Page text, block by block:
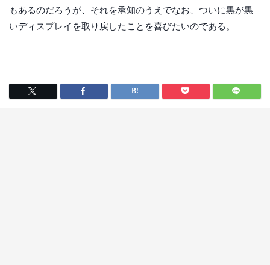
もあるのだろうが、それを承知のうえでなお、ついに黒が黒
いディスプレイを取り戻したことを喜びたいのである。